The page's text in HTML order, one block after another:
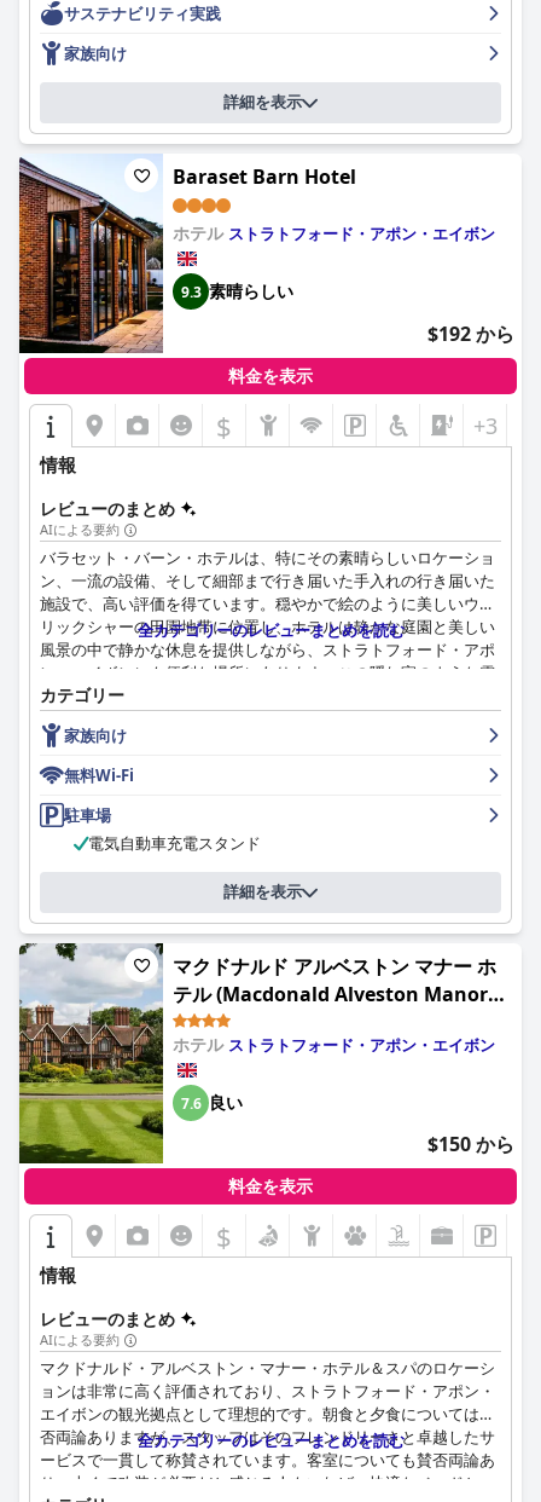
提供することで、大きな価値が追加され、ゲストは徒歩で簡単に
街を探索できます。一部のゲストは、駐車場が大型車には狭い可
能性があると述べていますが、全体的な感情は非常に好意的で
す。
結論として、エイボンパーク・ハウスは、その絶好のロケーショ
ン、卓越した朝食、快適で清潔な客室、そして優れたサービスで
高く評価されています。その利便性、快適さ、温かいおもてなし
の組み合わせは、ストラットフォード・アポン・エイボンを探索
したい人々にとって隠れた宝石となっています。
サステナビリティ実践
家族向け
詳細を表示
Baraset Barn Hotel
ホテル ストラトフォード・アポン・エイボン
9.3 素晴らしい
$192 から
料金を表示
$ +3
情報
レビューのまとめ
AIによる要約
バラセット・バーン・ホテルは、特にその素晴らしいロケーショ
ン、一流の設備、そして細部まで行き届いた手入れの行き届いた
施設で、高い評価を得ています。穏やかで絵のように美しいウォ
リックシャーの田園地帯に位置し、ホテルは静かな庭園と美しい
風景の中で静かな休息を提供しながら、ストラトフォード・アポ
ン・エイボンにも便利な場所にあります。この隠れ家のような雰
囲気とアクセスの良さの組み合わせは、ゲストから高く評価され
ています。
食事に関しては、朝食と夕食の両方の体験が高く評価されていま
す。5つ星レストランのような雰囲気の中で提供される朝食は、
その素晴らしい品質、豊富な種類、そして作りたての料理で称賛
されています。同様に、夕食はその並外れた味、高品質のプレゼ
ンテーション、そしてボリュームのある量で賞賛されています。
レストランの素晴らしいデザインとプレゼンテーションは、食事
体験をさらに高め、訪問者にとっての重要なハイライトとなって
います。
ホテルの客室は、その広さ、モダンでスタイリッシュな内装、そ
して豪華なアメニティが際立っています。ゲストは、広くて快適
なベッドと客室の完璧な清潔さを頻繁に褒め称えます。生花や豪
華なバスローブなどの素敵な工夫を含め、細部へのこだわりは、
全体的な贅沢さと快適さの感覚を高めます。清潔さはホテルのす
べてのエリアにまで及んでおり、衛生的で快適な滞在を保証しま
す。
バラセット・バーン・ホテルのスタッフは、温かく、歓迎的で、
フレンドリーな態度で一貫して高い評価を得ています。彼らの気
配り、親切さ、そして丁寧なサービスは、全体的なゲスト体験を
大幅に向上させ、訪問者をくつろいだ気分にさせます。
無料のEV充電を含む、十分で便利な駐車場などの追加のアメニテ
ィが、ホテルの魅力を高めています。Wi-Fiの利用は、共有エリア
での信頼性の高い接続で概ね良好ですが、客室での一貫性には
時々問題があります。
家族にとって、バラセット・バーン・ホテルは、広々としたファ
ミリールームと、幼い子供向けに調整された優れたサービスを備
えた、歓迎的で快適な環境を提供します。大きくて快適なベッド
は、すべてのゲストに快適な夜の休息を保証します。
アクセシビリティ機能は、1階の客室、シャワーの手すり、利用
全カテゴリーのレビューまとめを読む
カテゴリー
家族向け
無料Wi-Fi
駐車場
電気自動車充電スタンド
詳細を表示
マクドナルド アルベストン マナー ホ
テル (Macdonald Alveston Manor
Hotel & Spa)
ホテル ストラトフォード・アポン・エイボン
7.6 良い
$150 から
料金を表示
$
情報
レビューのまとめ
AIによる要約
マクドナルド・アルベストン・マナー・ホテル＆スパのロケーシ
ョンは非常に高く評価されており、ストラトフォード・アポン・
エイボンの観光拠点として理想的です。朝食と夕食については賛
否両論ありますが、スタッフはそのフレンドリーさと卓越したサ
ービスで一貫して称賛されています。客室についても賛否両論あ
り、古くて改装が必要だと感じる人もいれば、快適なベッドと
全カテゴリーのレビューまとめを読む